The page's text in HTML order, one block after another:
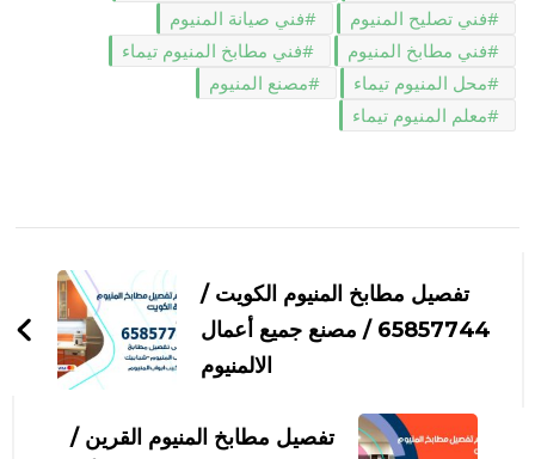
فني تصليح المنيوم
فني صيانة المنيوم
فني مطابخ المنيوم
فني مطابخ المنيوم تيماء
محل المنيوم تيماء
مصنع المنيوم
معلم المنيوم تيماء
بين
التدوينات
تفصيل مطابخ المنيوم الكويت /
65857744 / مصنع جميع أعمال
الالمنيوم
تفصيل مطابخ المنيوم القرين /